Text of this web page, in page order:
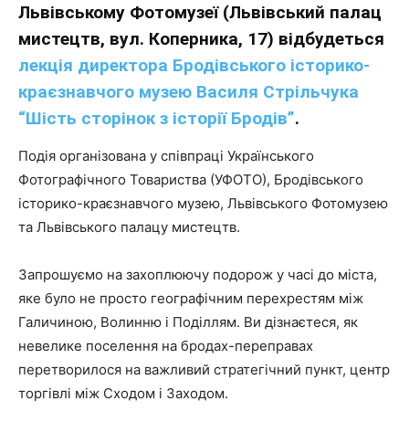
Львівському Фотомузеї (Львівський палац
мистецтв, вул. Коперника, 17) відбудеться
лекція директора Бродівського історико-
краєзнавчого музею Василя Стрільчука
“Шість сторінок з історії Бродів”.
Подія організована у співпраці Українського
Фотографічного Товариства (УФОТО), Бродівського
історико-краєзнавчого музею, Львівського Фотомузею
та Львівського палацу мистецтв.
Запрошуємо на захоплюючу подорож у часі до міста,
яке було не просто географічним перехрестям між
Галичиною, Волинню і Поділлям. Ви дізнаєтеся, як
невелике поселення на бродах-переправах
перетворилося на важливий стратегічний пункт, центр
торгівлі між Сходом і Заходом.